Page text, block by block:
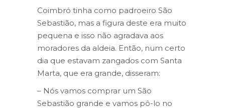
Coimbró tinha como padroeiro São
Sebastião, mas a figura deste era muito
pequena e isso não agradava aos
moradores da aldeia. Então, num certo
dia que estavam zangados com Santa
Marta, que era grande, disseram:
– Nós vamos comprar um São
Sebastião grande e vamos pô-lo no